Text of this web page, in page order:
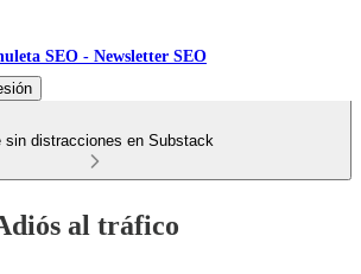
SEO - Newsletter SEO
sin distracciones en Substack
al tráfico